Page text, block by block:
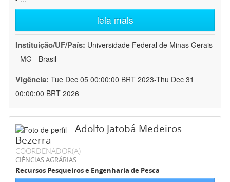
leia mais
Instituição/UF/País: Universidade Federal de Minas Gerais
- MG - Brasil
Vigência: Tue Dec 05 00:00:00 BRT 2023-Thu Dec 31
00:00:00 BRT 2026
Adolfo Jatobá Medeiros
Bezerra
COORDENADOR(A)
CIÊNCIAS AGRÁRIAS
Recursos Pesqueiros e Engenharia de Pesca